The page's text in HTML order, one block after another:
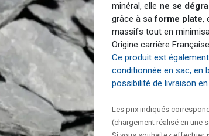
minéral, elle ne se
grâce à saforme plate,
massifs tout en
Origine carrière
Ce produit est
conditionnée en sac, en
possibilité de livraison
Les prix indiqués
(chargement réalisé en une